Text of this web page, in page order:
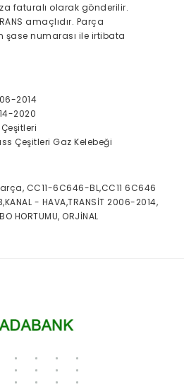
faturalı olarak gönderilir.
amaçlıdır. Parça
numarası ile irtibata
2014
2020
Çeşitleri Gaz Kelebeği
CC11-6C646-BL,CC11 6C646
- HAVA,TRANSİT 2006-2014,
HORTUMU, ORJİNAL